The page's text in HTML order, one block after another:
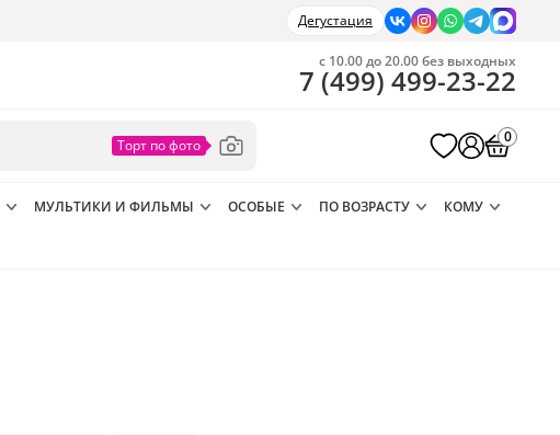
Дегустация
с 10.00 до 20.00 без выходных
7 (499) 499-23-22
0
МУЛЬТИКИ И ФИЛЬМЫ ОСОБЫЕ ПО ВОЗРАСТУ
КОМУ